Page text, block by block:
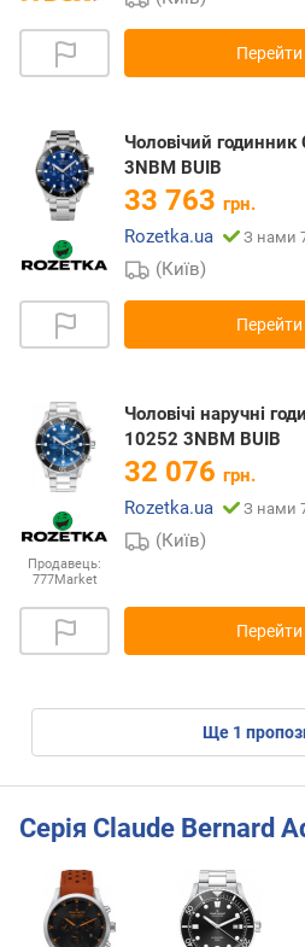
Чоловічий
3NBM BUIB
33 763 грн.
Rozetka.ua
З нами
(Київ)
Продавець:
777Market
Чоловічі наручні
10252 3NBM BUIB
32 076 грн.
Rozetka.ua
З нами
(Київ)
ще 1
Серія Claude Bernard